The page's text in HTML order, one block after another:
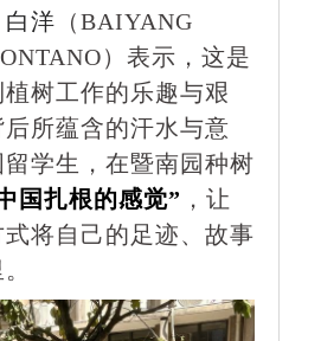
白洋 （BAIYANG
）表示，这是
树工作的乐趣与艰
所蕴含的汗水与意
留学生，在暨南园种树
国扎根的感觉” ，让
将自己的足迹、故事